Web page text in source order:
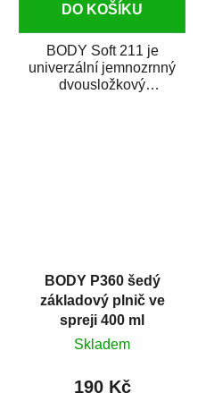
DO KOŠÍKU
BODY Soft 211 je
univerzální jemnozrnný
dvousložkový
BODY P360 šedý
základový plnič ve
spreji 400 ml
Skladem
190 Kč